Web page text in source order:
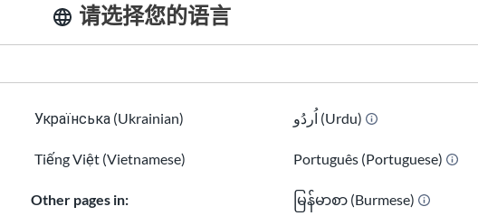
请选择您的语言
Українська (Ukrainian)
Tiếng Việt (Vietnamese)
Other pages in:
اُردُو (Urdu)
Português (Portuguese)
မြန်မာစာ (Burmese)
Jen Smyers
珍-斯迈尔斯最近的职务是美国卫生
公室副主任兼办公室主任。在加入